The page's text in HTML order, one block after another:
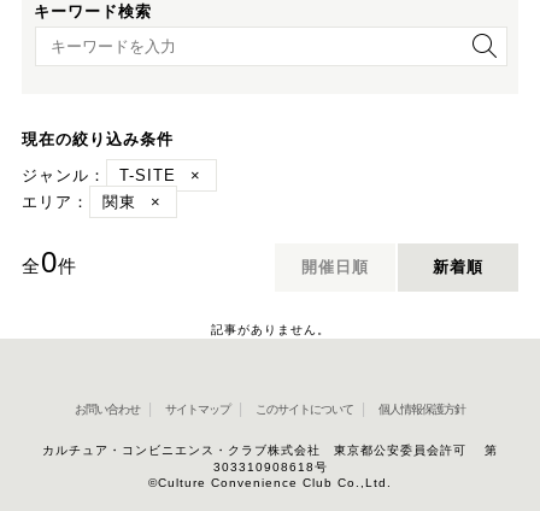
キーワード検索
キーワード検索
現在の絞り込み条件
ジャンル：
T-SITE
×
エリア：
関東 ×
全0件 開催日順 新着順
記事がありません。
お問い合わせ サイトマップ このサイトについて 個人情報保護方針
カルチュア・コンビニエンス・クラブ株式会社 東京都公安委員会許可 第
303310908618号
©Culture Convenience Club Co.,Ltd.